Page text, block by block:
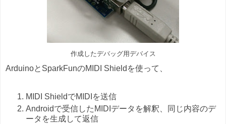
作成したデバッグ用デバイス
ArduinoとSparkFunのMIDI Shieldを使って、
MIDI ShieldでMIDIを送信
Androidで受信したMIDIデータを解釈、同じ内容のデ
ータを生成して返信